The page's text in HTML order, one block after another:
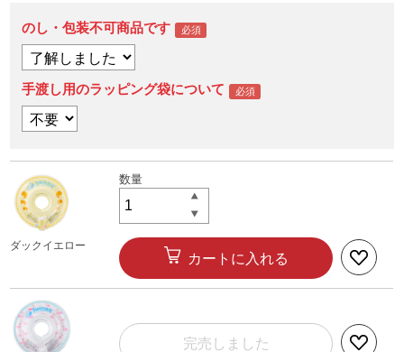
のし・包装不可商品です
手渡し用のラッピング袋について
ダックイエロー
カートに入れる
完売しました